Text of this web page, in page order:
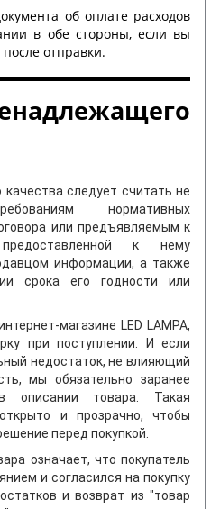
об оплате расходов
в обе стороны, если вы
после отправки.
следует считать не
нормативных
или предъявляемым к
к нему
информации, а также
срока его годности или
магазине LED LAMPA,
при поступлении. И если
недостаток, не влияющий
мы обязательно заранее
товара. Такая
и прозрачно, чтобы
перед покупкой.
означает, что покупатель
и согласился на покупку
и возврат из "товар